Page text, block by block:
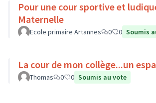
Pour une cour sportive et
Maternelle
Ecole primaire Artannes 0 0 Soumis
La cour de mon collège...un
Thomas 0 0 Soumis au vote